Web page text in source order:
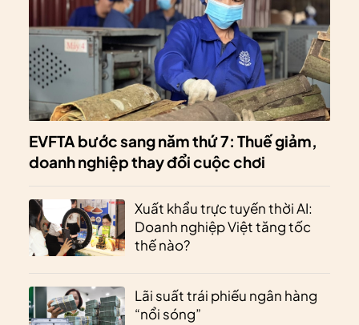
EVFTA bước sang năm thứ 7: Thuế giảm,
doanh nghiệp thay đổi cuộc chơi
Xuất khẩu trực tuyến thời AI:
Doanh nghiệp Việt tăng tốc
thế nào?
Lãi suất trái phiếu ngân hàng
“nổi sóng”